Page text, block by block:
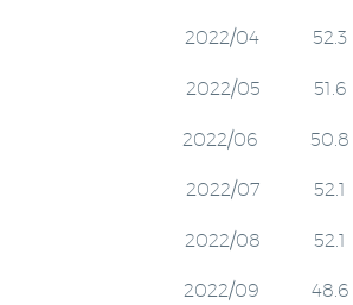
2022/04 52.3
2022/05 51.6
2022/06 50.8
2022/07 52.1
2022/08 52.1
2022/09 48.6